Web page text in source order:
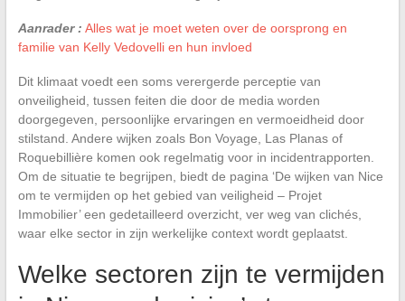
Aanrader : Alles wat je moet weten over de oorsprong en
familie van Kelly Vedovelli en hun invloed
Dit klimaat voedt een soms verergerde perceptie van
onveiligheid, tussen feiten die door de media worden
doorgegeven, persoonlijke ervaringen en vermoeidheid door
stilstand. Andere wijken zoals Bon Voyage, Las Planas of
Roquebillière komen ook regelmatig voor in incidentrapporten.
Om de situatie te begrijpen, biedt de pagina ‘De wijken van Nice
om te vermijden op het gebied van veiligheid – Projet
Immobilier’ een gedetailleerd overzicht, ver weg van clichés,
waar elke sector in zijn werkelijke context wordt geplaatst.
Welke sectoren zijn te vermijden